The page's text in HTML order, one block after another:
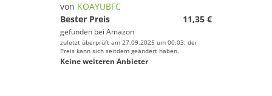
von KOAYUBFC
Bester Preis
11,35 €
gefunden bei Amazon
zuletzt überprüft am 27.09.2025 um 00:03; der
Preis kann sich seitdem geändert haben.
Keine weiteren Anbieter